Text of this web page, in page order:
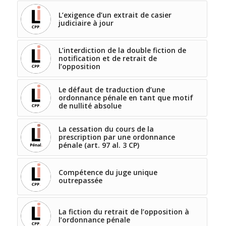
L’exigence d’un extrait de casier
judiciaire à jour
L’interdiction de la double fiction de
notification et de retrait de
l’opposition
Le défaut de traduction d’une
ordonnance pénale en tant que motif
de nullité absolue
La cessation du cours de la
prescription par une ordonnance
pénale (art. 97 al. 3 CP)
Compétence du juge unique
outrepassée
La fiction du retrait de l’opposition à
l’ordonnance pénale